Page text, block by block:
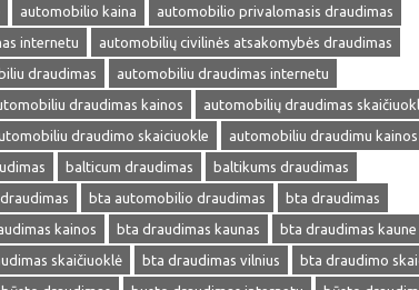
automobilio kaina
automobilio privalomasis draudimas
internetu
automobilių civilinės atsakomybės draudimas
draudimas
automobiliu draudimas internetu
draudimas kainos
automobilių draudimas
draudimo skaiciuokle
automobiliu draudimu kainos
balticum draudimas
baltikums draudimas
bta automobilio draudimas
bta draudimas
kainos bta draudimas kaunas
bta draudimas kaune
skaičiuoklė bta draudimas vilnius
bta draudimo